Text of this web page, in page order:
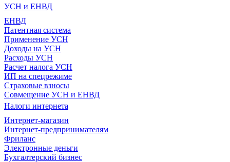
УСН и ЕНВД
ЕНВД
Патентная система
Применение УСН
Доходы на УСН
Расходы УСН
Расчет налога УСН
ИП на спецрежиме
Страховые взносы
Совмещение УСН и ЕНВД
Налоги интернета
Интернет-магазин
Интернет-предпринимателям
Фриланс
Электронные деньги
Бухгалтерский бизнес